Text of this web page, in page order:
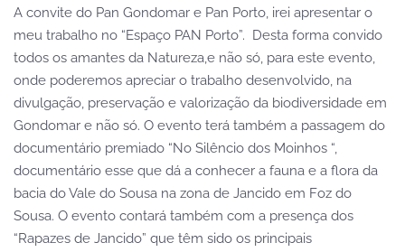
A convite do Pan Gondomar e Pan Porto, irei apresentar o
meu trabalho no “Espaço PAN Porto”. Desta forma convido
todos os amantes da Natureza,e não só, para este evento,
onde poderemos apreciar o trabalho desenvolvido, na
divulgação, preservação e valorização da biodiversidade em
Gondomar e não só. O evento terá também a passagem do
documentário premiado “No Silêncio dos Moinhos “,
documentário esse que dá a conhecer a fauna e a flora da
bacia do Vale do Sousa na zona de Jancido em Foz do
Sousa. O evento contará também com a presença dos
“Rapazes de Jancido” que têm sido os principais